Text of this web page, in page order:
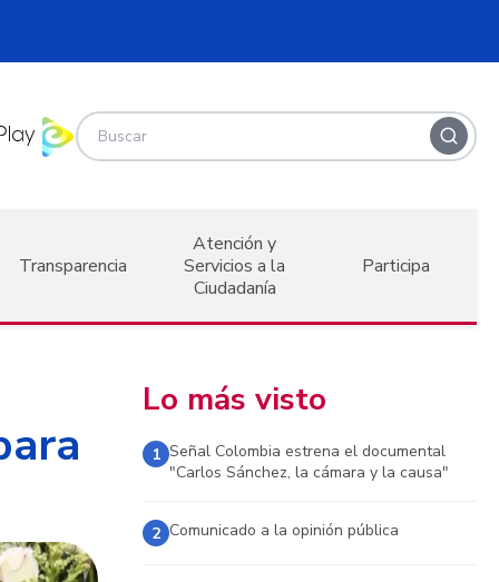
Transparencia
Atención y
Servicios a la
Ciudadanía
Participa
Lo más visto
1 Señal Colombia estrena el documental
"Carlos Sánchez, la cámara y la causa"
2 Comunicado a la opinión pública